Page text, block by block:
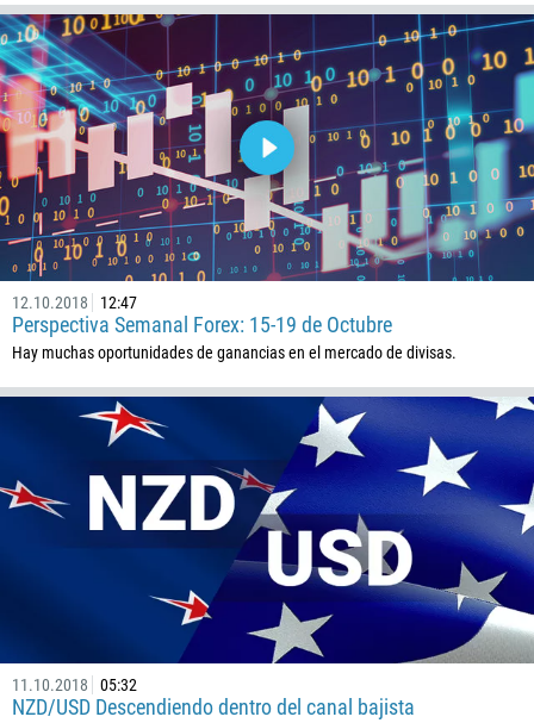
12.10.2018 12:47
Perspectiva Semanal Forex: 15-19 de Octubre
Hay muchas oportunidades de ganancias en el mercado de divisas.
11.10.2018 05:32
NZD/USD Descendiendo dentro del canal bajista
267
55
246
673
359
226
257
855
237
1
1345
235
57
269